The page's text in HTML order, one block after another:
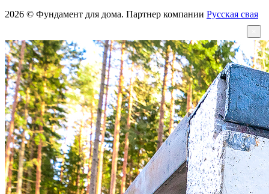
2026 © Фундамент для дома. Партнер компании Русская свая